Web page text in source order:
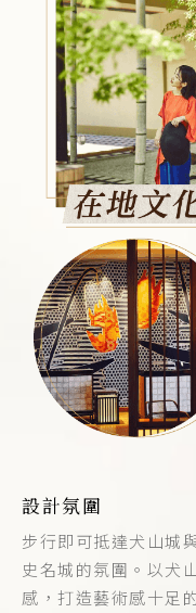
設計氛圍
步行即可抵達犬山城
史名城的氛圍。以犬
感，打造藝術感十足